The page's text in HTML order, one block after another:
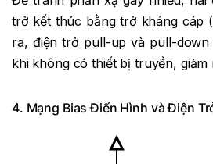
trở kết thúc bằng trở kháng cáp
ra, điện trở pull-up và pull-
khi không có thiết bị truyền, giảm
4. Mạng Bias Điển Hình và Điện